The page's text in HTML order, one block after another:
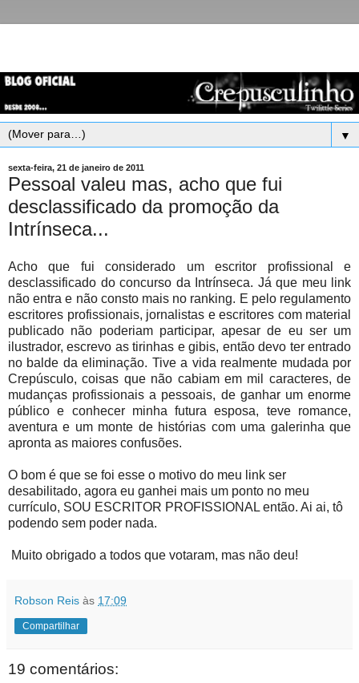
▼
sexta-feira, 21 de janeiro de 2011
Pessoal valeu mas, acho que fui
desclassificado da promoção da
Intrínseca...
Acho que fui considerado um escritor profissional e
desclassificado do concurso da Intrínseca. Já que meu link
não entra e não consto mais no ranking. E pelo regulamento
escritores profissionais, jornalistas e escritores com material
publicado não poderiam participar, apesar de eu ser um
ilustrador, escrevo as tirinhas e gibis, então devo ter entrado
no balde da eliminação. Tive a vida realmente mudada por
Crepúsculo, coisas que não cabiam em mil caracteres, de
mudanças profissionais a pessoais, de ganhar um enorme
público e conhecer minha futura esposa, teve romance,
aventura e um monte de histórias com uma galerinha que
apronta as maiores confusões.
O bom é que se foi esse o motivo do meu link ser
desabilitado, agora eu ganhei mais um ponto no meu
currículo, SOU ESCRITOR PROFISSIONAL então. Ai ai, tô
podendo sem poder nada.
Muito obrigado a todos que votaram, mas não deu!
Robson Reis às 17:09
Compartilhar
19 comentários: